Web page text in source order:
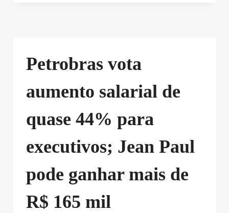
Petrobras vota
aumento salarial de
quase 44% para
executivos; Jean Paul
pode ganhar mais de
R$ 165 mil